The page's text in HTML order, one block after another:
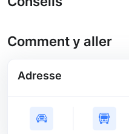
Comment y aller
Adresse